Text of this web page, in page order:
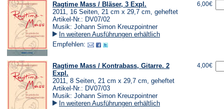
Ragtime Mass / Bläser, 3 Expl.
2011, 16 Seiten, 21 cm x 29,7 cm, geheftet
Artikel-Nr.: DV07/02
Musik: Johann Simon Kreuzpointner
In weiteren Ausführungen erhältlich
Empfehlen:
6,00€
Ragtime Mass / Kontrabass, Gitarre. 2
Expl.
2011, 8 Seiten, 21 cm x 29,7 cm, geheftet
Artikel-Nr.: DV07/03
Musik: Johann Simon Kreuzpointner
In weiteren Ausführungen erhältlich
4,00€